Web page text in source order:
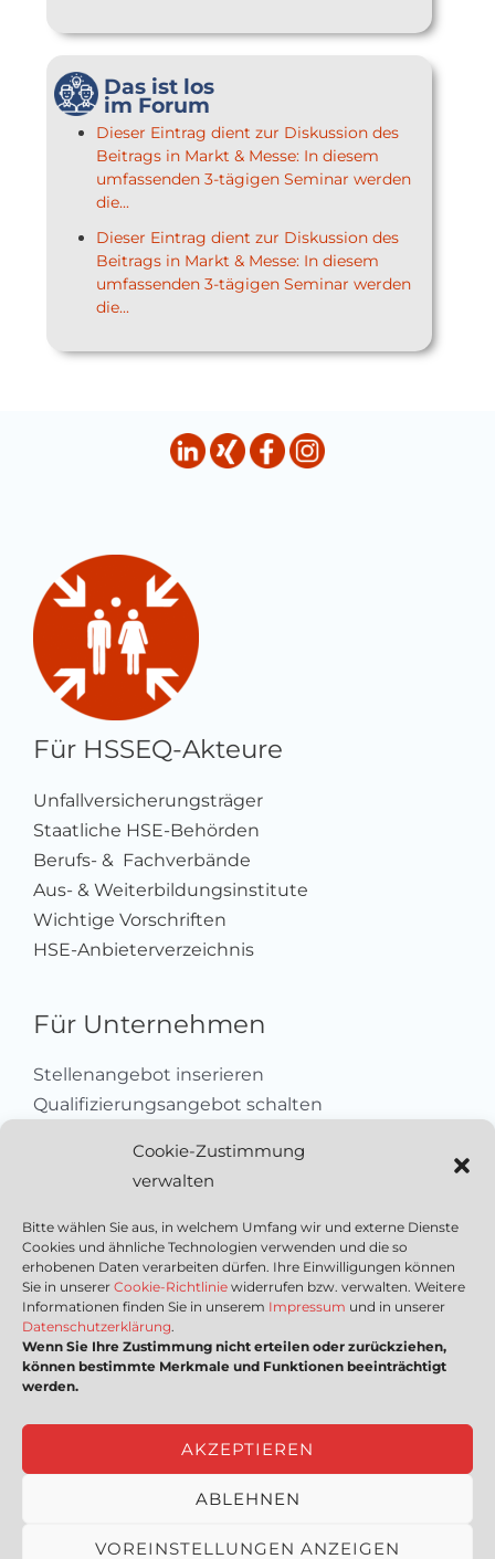
Cookie-Zustimmung
verwalten
Bitte wählen Sie aus, in welchem Umfang wir und externe Dienste
Cookies und ähnliche Technologien verwenden und die so
erhobenen Daten verarbeiten dürfen. Ihre Einwilligungen können
Sie in unserer Cookie-Richtlinie widerrufen bzw. verwalten. Weitere
Informationen finden Sie in unserem Impressum und in unserer
Datenschutzerklärung.
Wenn Sie Ihre Zustimmung nicht erteilen oder zurückziehen,
können bestimmte Merkmale und Funktionen beeinträchtigt
werden.
AKZEPTIEREN
ABLEHNEN
VOREINSTELLUNGEN ANZEIGEN
Das ist los
im Forum
Dieser Eintrag dient zur Diskussion des
Beitrags in Markt & Messe: In diesem
umfassenden 3-tägigen Seminar werden
die...
Dieser Eintrag dient zur Diskussion des
Beitrags in Markt & Messe: In diesem
umfassenden 3-tägigen Seminar werden
die...
Für HSSEQ-Akteure
Unfallversicherungsträger
Staatliche HSE-Behörden
Berufs- & Fachverbände
Aus- & Weiterbildungsinstitute
Wichtige Vorschriften
HSE-Anbieterverzeichnis
Für Unternehmen
Stellenangebot inserieren
Qualifizierungsangebot schalten
Wichtige Links
Mediadaten
Impressum
Cookie-Richtlinie (EU)